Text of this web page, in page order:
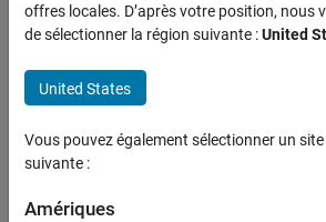
Propagation and Channel Models
ON THIS PAGE
Creation
Examples
expand all in page
Model the behavior of electromagnetic
object. Free space propagation models
frequency range, assume line-of-sight
offres locales. D’après votre position, nous
de sélectionner la région suivante :United
United States
Vous pouvez également sélectionner un
suivante :
Amériques